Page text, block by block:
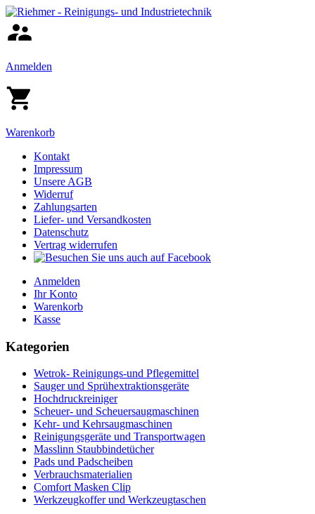
Anmelden
Warenkorb
Kontakt
Impressum
Unsere AGB
Widerruf
Zahlungsarten
Liefer- und Versandkosten
Datenschutz
Vertrag widerrufen
Anmelden
Ihr Konto
Warenkorb
Kasse
Kategorien
Wetrok- Reinigungs-und Pflegemittel
Sauger und Sprühextraktionsgeräte
Hochdruckreiniger
Scheuer- und Scheuersaugmaschinen
Kehr- und Kehrsaugmaschinen
Reinigungsgeräte und Transportwagen
Masslinn Staubbindetücher
Pads und Padscheiben
Verbrauchsmaterialien
Comfort Masken Clip
Werkzeugkoffer und Werkzeugtaschen